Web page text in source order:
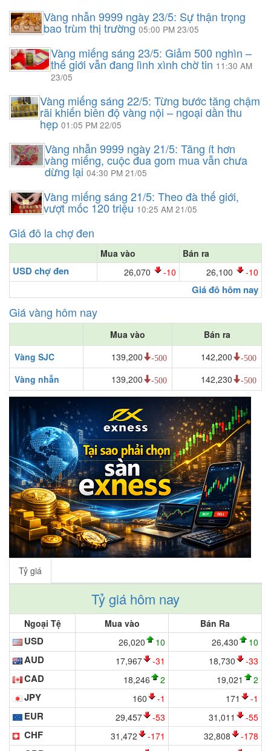
Vàng nhẫn 9999 ngày 23/5: Sự thận trọng
bao trùm thị trường05:00 PM 23/05
Vàng miếng sáng 23/5: Giảm 500 nghìn –
thế giới vẫn đang lình xình chờ tin 11:30 AM
23/05
Vàng miếng sáng 22/5: Từng bước tăng chậm
rãi khiến biên độ vàng nội – ngoại dần thu
hẹp01:05 PM 22/05
Vàng nhẫn 9999 ngày 21/5: Tăng ít hơn
vàng miếng, cuộc đua gom mua vẫn chưa
dừng lại04:30 PM 21/05
Vàng miếng sáng 21/5: Theo đà thế giới,
vượt mốc 120 triệu 10:25 AM 21/05
Giá đô la chợ đen
Mua vào Bán ra
USD chợ đen 26,070 -10 26,100 -10
Giá đô hôm nay
Giá vàng hôm nay
Mua vào
Bán ra
Vàng SJC
139,200 -500 142,200 -500
Vàng nhẫn 139,200 -500 142,230 -500
Tỷ giá
Tỷ giá hôm nay
Ngoại Tệ Mua vào Bán Ra
USD 26,020 10 26,430 10
AUD 17,967 -31 18,730 -33
CAD 18,246 2 19,021 2
JPY 160 -1 171 -1
EUR 29,457 -53 31,011 -55
CHF 31,472 -171 32,808 -178